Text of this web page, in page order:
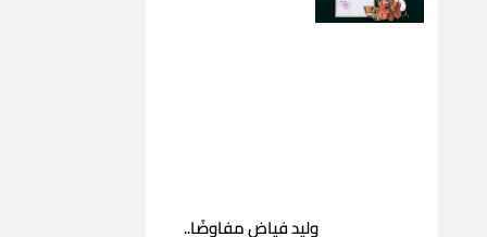
وليد فياض مفاوضًا..